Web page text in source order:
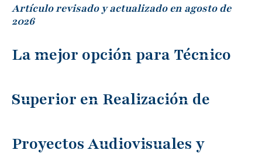
Artículo revisado y actualizado en agosto de
2026
La mejor opción para Técnico
Superior en Realización de
Proyectos Audiovisuales y